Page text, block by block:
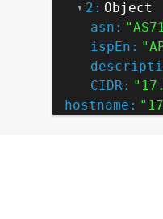
2: Object
asn:
ispEn:
CIDR:
hostname: